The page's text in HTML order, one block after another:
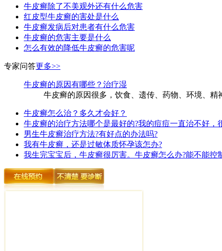
牛皮癣除了不美观外还有什么危害
红皮型牛皮癣的害处是什么
牛皮癣发病后对患者有什么危害
牛皮癣的危害主要是什么
怎么有效的降低牛皮癣的危害呢
专家问答更多>>
牛皮癣的原因有哪些？治疗湿
牛皮癣的原因很多，饮食、遗传、药物、环境、
牛皮癣怎么治？多久才会好？
牛皮癣的治疗方法哪个是最好的?我的痘痘一直治不好，
男生牛皮癣治疗方法?有好点的办法吗?
我有牛皮癣，还是过敏体质怀孕该怎办?
我生完宝宝后，牛皮癣很厉害。牛皮癣怎么办?能不能控